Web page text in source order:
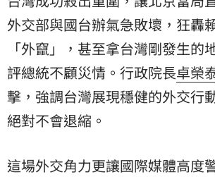
外交部與國台辦氣急敗壞，狂轟
「外竄」，甚至拿台灣剛發生的
評總統不顧災情。行政院長卓榮
擊，強調台灣展現穩健的外交行
絕對不會退縮。
這場外交角力更讓國際媒體高度